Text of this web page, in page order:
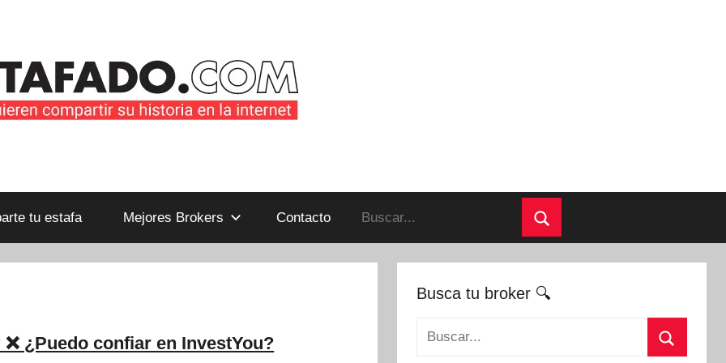
tu estafa Mejores Brokers Contacto
Buscar:
Buscar
¿Puedo confiar en InvestYou?
Busca tu broker 🔍
Buscar: